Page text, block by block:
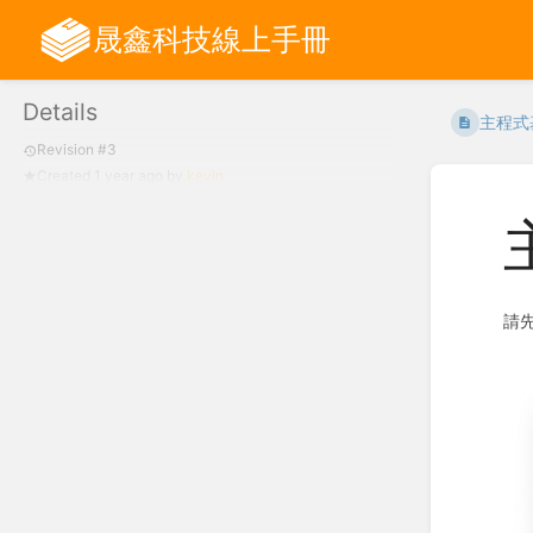
晟鑫科技線上手冊
Details
Revision #3
kevin
主程
請